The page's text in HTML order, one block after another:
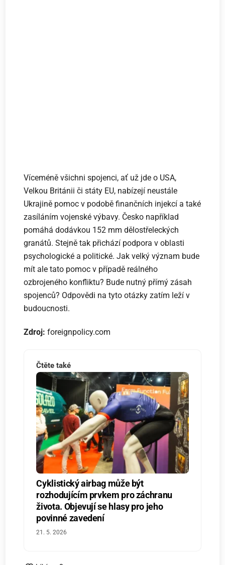
Víceméně všichni spojenci, ať už jde o USA,
Velkou Británii či státy EU, nabízejí neustále
Ukrajině pomoc v podobě finančních injekcí a také
zasíláním vojenské výbavy. Česko například
pomáhá dodávkou 152 mm dělostřeleckých
granátů. Stejně tak přichází podpora v oblasti
psychologické a politické. Jak velký význam bude
mít ale tato pomoc v případě reálného
ozbrojeného konfliktu? Bude nutný přímý zásah
spojenců? Odpovědi na tyto otázky zatím leží v
budoucnosti.
Zdroj: foreignpolicy.com
Čtěte také
Cyklistický airbag může být
rozhodujícím prvkem pro záchranu
života. Objevují se hlasy pro jeho
povinné zavedení
21. 5. 2026